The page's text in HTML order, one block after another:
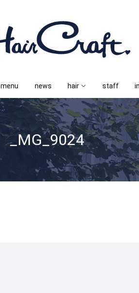
menu news hair staff
_MG_9024